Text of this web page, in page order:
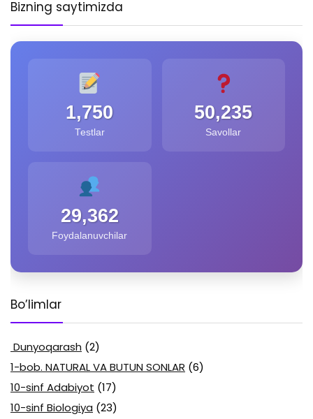
Bizning saytimizda
1,750
Testlar
50,235
Savollar
29,362
Foydalanuvchilar
Bo’limlar
Dunyoqarash (2)
1-bob. NATURAL VA BUTUN SONLAR (6)
10-sinf Adabiyot (17)
10-sinf Biologiya (23)